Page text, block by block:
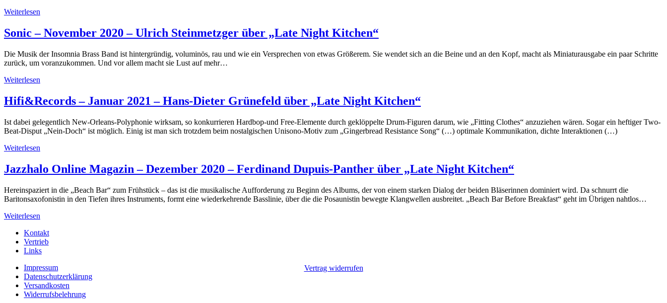
Weiterlesen
Sonic – November 2020 – Ulrich Steinmetzger über „Late Night Kitchen“
Die Musik der Insomnia Brass Band ist hintergründig, voluminös, rau und wie ein Versprechen von etwas Größerem. Sie wendet sich an die Beine und an den Kopf, macht als Miniaturausgabe ein paar Schritte
zurück, um voranzukommen. Und vor allem macht sie Lust auf mehr…
Weiterlesen
Hifi&Records – Januar 2021 – Hans-Dieter Grünefeld über „Late Night Kitchen“
Ist dabei gelegentlich New-Orleans-Polyphonie wirksam, so konkurrieren Hardbop-und Free-Elemente durch geklöppelte Drum-Figuren darum, wie „Fitting Clothes“ anzuziehen wären. Sogar ein heftiger Two-
Beat-Disput „Nein-Doch“ ist möglich. Einig ist man sich trotzdem beim nostalgischen Unisono-Motiv zum „Gingerbread Resistance Song“ (…) optimale Kommunikation, dichte Interaktionen (…)
Weiterlesen
Jazzhalo Online Magazin – Dezember 2020 – Ferdinand Dupuis-Panther über „Late Night Kitchen“
Hereinspaziert in die „Beach Bar“ zum Frühstück – das ist die musikalische Aufforderung zu Beginn des Albums, der von einem starken Dialog der beiden Bläserinnen dominiert wird. Da schnurrt die
Baritonsaxofonistin in den Tiefen ihres Instruments, formt eine wiederkehrende Basslinie, über die die Posaunistin bewegte Klangwellen ausbreitet. „Beach Bar Before Breakfast“ geht im Übrigen nahtlos…
Weiterlesen
Kontakt
Vertrieb
Links
Impressum
Datenschutzerklärung
Versandkosten
Widerrufsbelehrung
Vertrag widerrufen